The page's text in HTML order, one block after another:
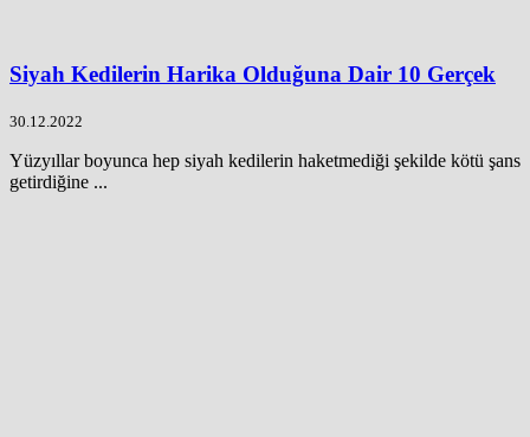
Siyah Kedilerin Harika Olduğuna Dair 10 Gerçek
30.12.2022
Yüzyıllar boyunca hep siyah kedilerin haketmediği şekilde kötü şans
getirdiğine ...